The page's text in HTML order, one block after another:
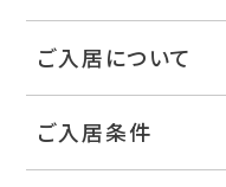
ご入居について
ご入居条件